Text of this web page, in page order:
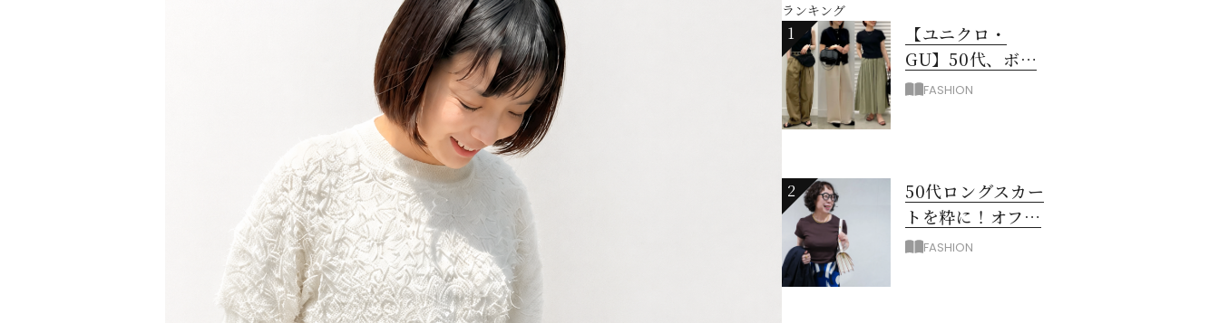
ランキング
1
【ユニクロ・
GU】50代、ボト
ムスに迷ったら！
FASHION
2
50代ロングスカー
トを粋に！オフィ
ス＆お出掛けに映
FASHION